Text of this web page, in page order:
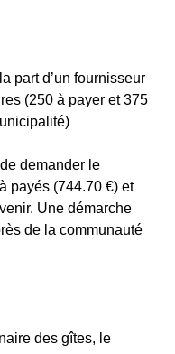
part d’un fournisseur
(250 à payer et 375
demander le
payés (744.70 €) et
Une démarche
de la communauté
des gîtes, le